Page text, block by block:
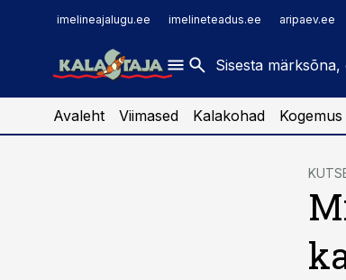
imelineajalugu.ee imelineteadus.ee aripaev.ee
imelineteadus.ee
kaubandus.ee
toostusuudised.ee
Avaleht Viimased Kalakohad Kogemus